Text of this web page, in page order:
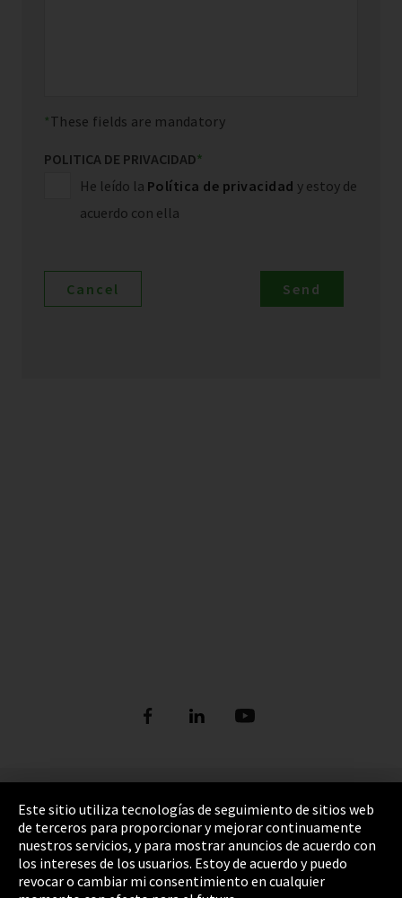
These fields are mandatory
POLITICA DE PRIVACIDAD*
He leído la Política de privacidad y estoy de
acuerdo con ella
Pie de imprenta
Política de privacidad
Cookie Settings
Términos y Condiciones
Este sitio utiliza tecnologías de seguimiento de sitios web
de terceros para proporcionar y mejorar continuamente
nuestros servicios, y para mostrar anuncios de acuerdo con
los intereses de los usuarios. Estoy de acuerdo y puedo
revocar o cambiar mi consentimiento en cualquier